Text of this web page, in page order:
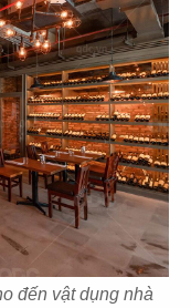
đến vật dụng nhà
Spa
LAN
Spa